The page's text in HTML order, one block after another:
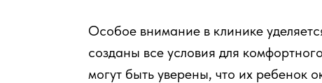
Особое внимание в клинике
созданы все условия для
могут быть уверены, что их ребенок